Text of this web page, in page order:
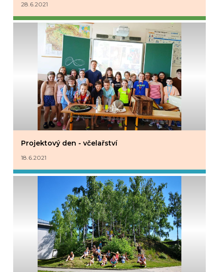
28.6.2021
Projektový den - včelařství
18.6.2021